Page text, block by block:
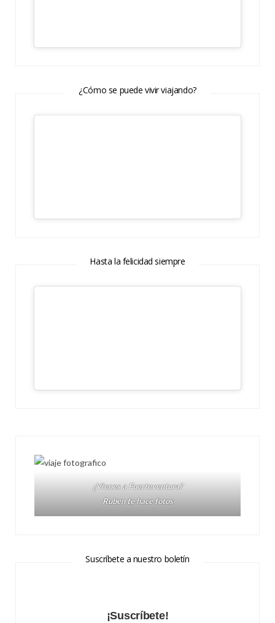
¿Cómo se puede vivir viajando?
Hasta la felicidad siempre
¿Vienes a Fuerteventura?
Ruben te hace fotos
Suscríbete a nuestro boletín
¡Suscríbete!